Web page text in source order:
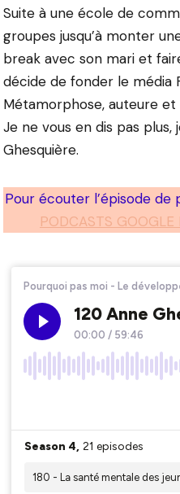
Suite à une école de
groupes jusqu’à monter
break avec son mari et
décide de fonder le média
Métamorphose, auteure
Je ne vous en dis pas plus,
Ghesquière.
Pour écouter l’épisode de
PODCASTS GOOGLE